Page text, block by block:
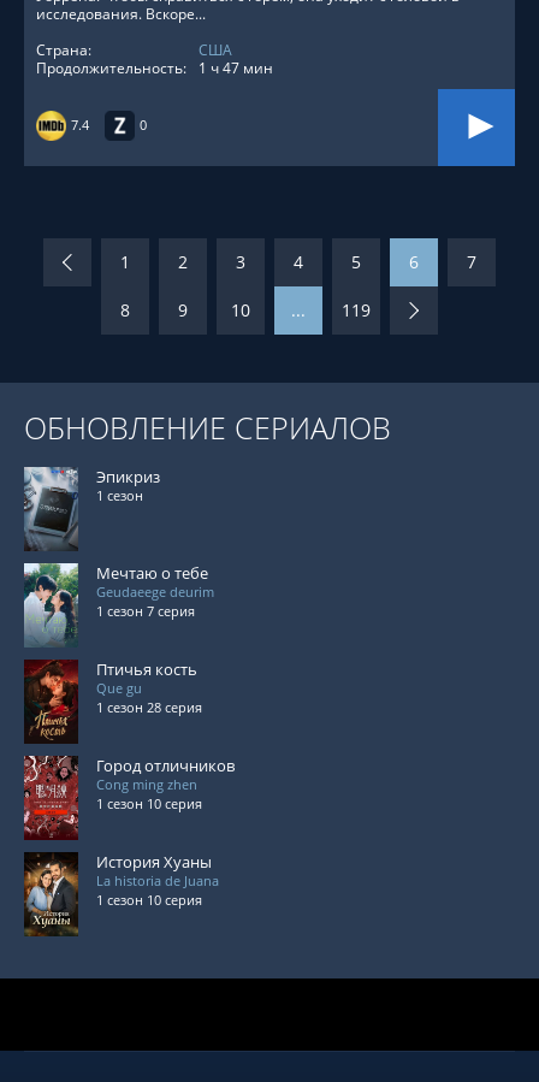
7.4 0
исследования. Вскоре...
Страна:
США
Продолжительность:
1 ч 47 мин
1 2 3 4 5 6 7
8 9 10 ... 119
ОБНОВЛЕНИЕ СЕРИАЛОВ
Эпикриз
1 сезон
Мечтаю о тебе
Geudaeege deurim
1 сезон 7 серия
Птичья кость
Que gu
1 сезон 28 серия
Город отличников
Cong ming zhen
1 сезон 10 серия
История Хуаны
La historia de Juana
1 сезон 10 серия